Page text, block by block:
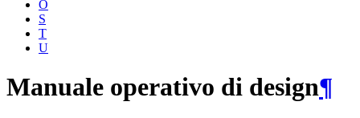
O
S
T
U
Manuale operativo di design¶